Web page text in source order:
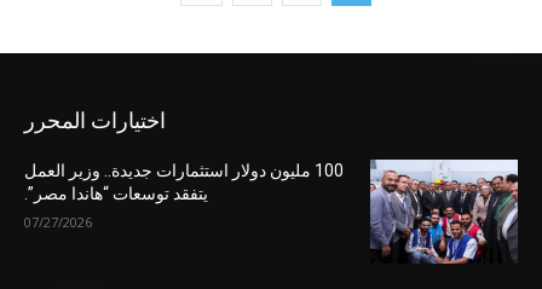
اختيارات المحرر
100 مليون دولار استثمارات جديدة.. وزير العمل
يتفقد توسعات “هاندا مصر”.
07/27/2026